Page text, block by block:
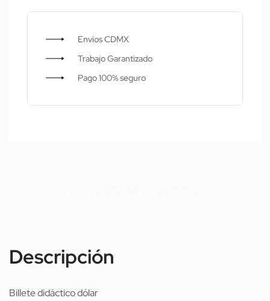
Envíos CDMX
Trabajo Garantizado
Pago 100% seguro
Descripción
Billete didáctico dólar